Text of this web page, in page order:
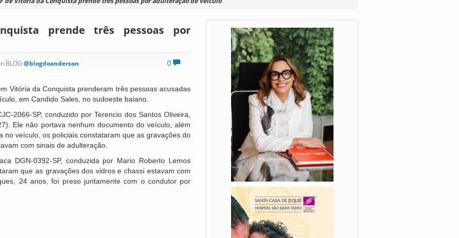
prende três pessoas por
0
BLOG @blogdoanderson
Vitória da Conquista prenderam três pessoas acusadas
em Candido Sales, no sudoeste baiano.
2066-SP, conduzido por Terencio dos Santos Oliveira,
Ele não portava nenhum documento do veículo, além
no veículo, os policiais constataram que as gravações do
com sinais de adulteração.
DGN-0392-SP, conduzida por Mario Roberto Lemos
que as gravações dos vidros e chassi estavam com
24 anos, foi preso juntamente com o condutor por